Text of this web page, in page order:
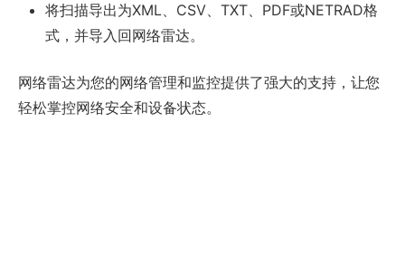
将扫描导出为XML、CSV、TXT、PDF或NETRAD格
式，并导入回网络雷达。
网络雷达为您的网络管理和监控提供了强大的支持，让您
轻松掌控网络安全和设备状态。